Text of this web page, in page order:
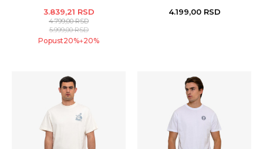
3.839,21 RSD
4.799,00RSD
5.999,00RSD
Popust20%+20%
4.199,00 RSD